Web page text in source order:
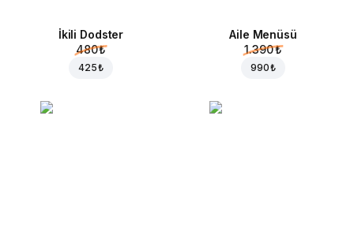
İkili Dodster
480 ₺
425 ₺
Aile Menüsü
1.390 ₺
990 ₺